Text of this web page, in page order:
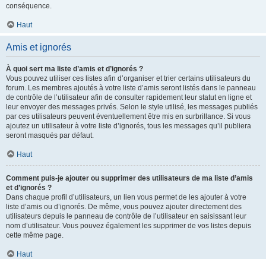
conséquence.
Haut
Amis et ignorés
À quoi sert ma liste d’amis et d’ignorés ?
Vous pouvez utiliser ces listes afin d’organiser et trier certains utilisateurs du
forum. Les membres ajoutés à votre liste d’amis seront listés dans le panneau
de contrôle de l’utilisateur afin de consulter rapidement leur statut en ligne et
leur envoyer des messages privés. Selon le style utilisé, les messages publiés
par ces utilisateurs peuvent éventuellement être mis en surbrillance. Si vous
ajoutez un utilisateur à votre liste d’ignorés, tous les messages qu’il publiera
seront masqués par défaut.
Haut
Comment puis-je ajouter ou supprimer des utilisateurs de ma liste d’amis
et d’ignorés ?
Dans chaque profil d’utilisateurs, un lien vous permet de les ajouter à votre
liste d’amis ou d’ignorés. De même, vous pouvez ajouter directement des
utilisateurs depuis le panneau de contrôle de l’utilisateur en saisissant leur
nom d’utilisateur. Vous pouvez également les supprimer de vos listes depuis
cette même page.
Haut